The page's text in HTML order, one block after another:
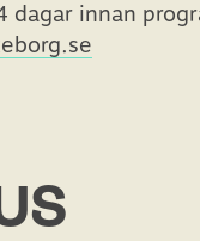
innan